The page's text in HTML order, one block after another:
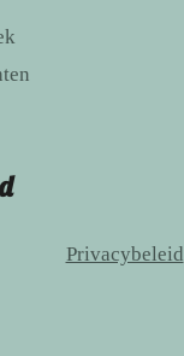
Privacybeleid